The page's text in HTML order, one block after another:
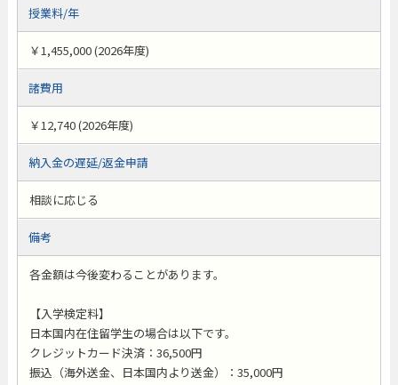
授業料/年
￥1,455,000 (2026年度)
諸費用
￥12,740 (2026年度)
納入金の遅延/返金申請
相談に応じる
備考
各金額は今後変わることがあります。
【入学検定料】
日本国内在住留学生の場合は以下です。
クレジットカード決済：36,500円
振込（海外送金、日本国内より送金）：35,000円